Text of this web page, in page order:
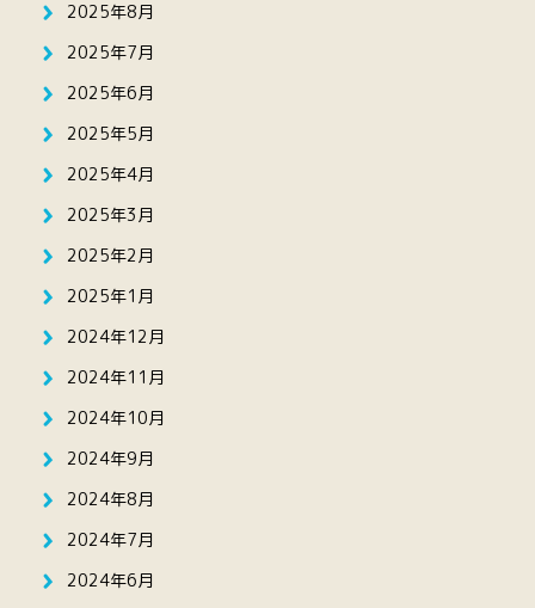
2025年8月
2025年7月
2025年6月
2025年5月
2025年4月
2025年3月
2025年2月
2025年1月
2024年12月
2024年11月
2024年10月
2024年9月
2024年8月
2024年7月
2024年6月